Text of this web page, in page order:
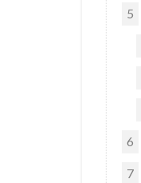
5
6
7